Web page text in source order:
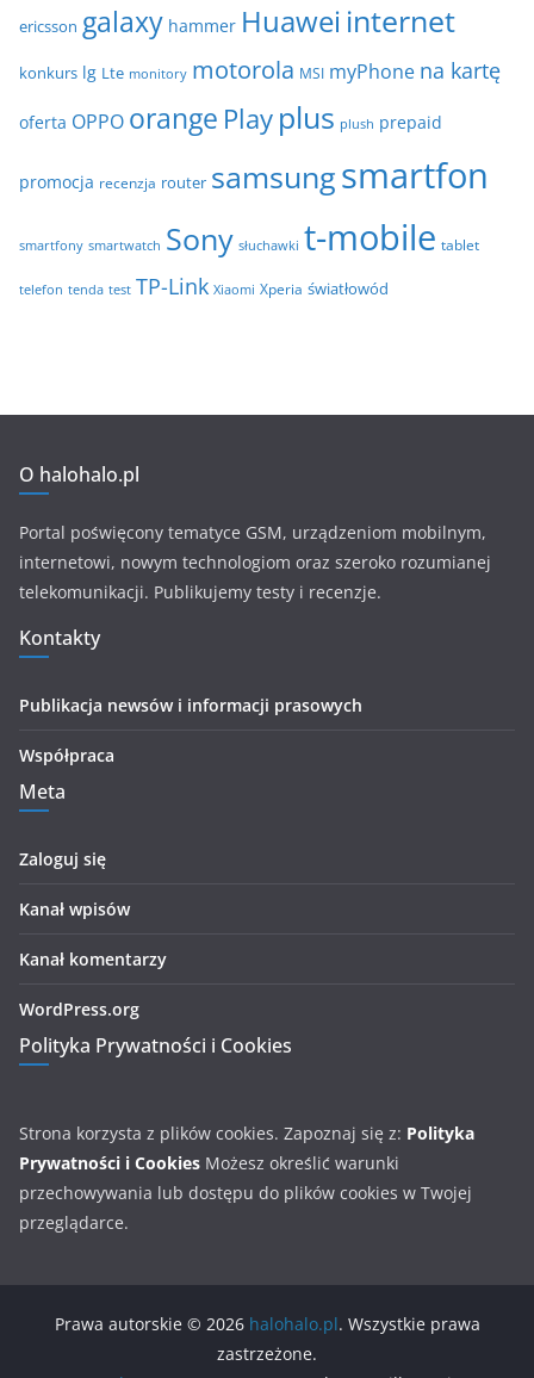
ericsson galaxy hammer Huawei internet
konkurs lg Lte monitory motorola MSI myPhone na kartę
oferta OPPO orange Play plus plush prepaid
promocja recenzja router samsungsmartfon
smartfony smartwatch Sony słuchawki t-mobile tablet
telefon tenda test TP-Link Xiaomi Xperia światłowód
O halohalo.pl
Portal poświęcony tematyce GSM, urządzeniom mobilnym,
internetowi, nowym technologiom oraz szeroko rozumianej
telekomunikacji. Publikujemy testy i recenzje.
Kontakty
Publikacja newsów i informacji prasowych
Współpraca
Meta
Zaloguj się
Kanał wpisów
Kanał komentarzy
WordPress.org
Polityka Prywatności i Cookies
Strona korzysta z plików cookies. Zapoznaj się z: Polityka
Prywatności i Cookies Możesz określić warunki
przechowywania lub dostępu do plików cookies w Twojej
przeglądarce.
Prawa autorskie © 2026 halohalo.pl. Wszystkie prawa
zastrzeżone.